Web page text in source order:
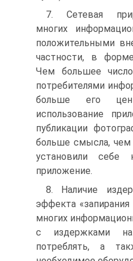
7. Сетевая
многих
положительными
частности, в
Чем большее
потребителями
больше его
использование
публикации
больше смысла, чем
установили себе
приложение.
8. Наличие
эффекта «запирания
многих
с издержками
потреблять, а